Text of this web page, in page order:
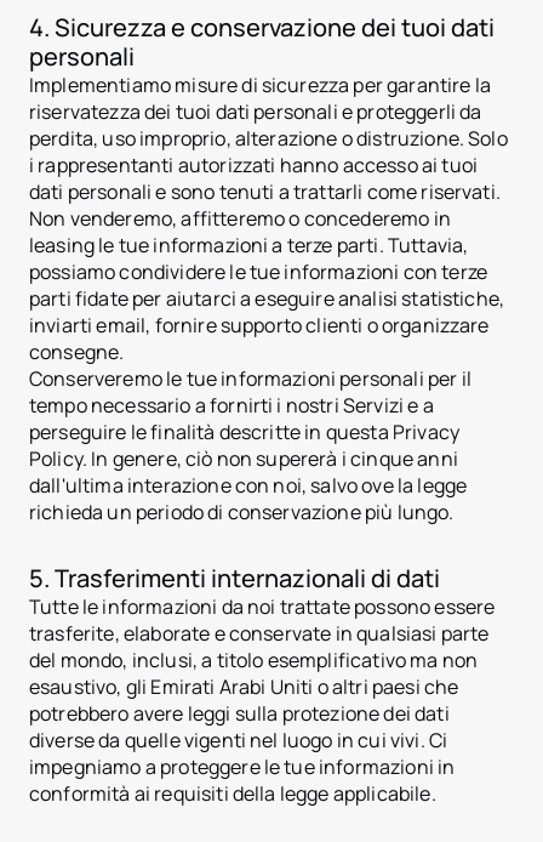
4. Sicurezza e conservazione dei tuoi dati
personali
Implementiamo misure di sicurezza per garantire la
riservatezza dei tuoi dati personali e proteggerli da
perdita, uso improprio, alterazione o distruzione. Solo
i rappresentanti autorizzati hanno accesso ai tuoi
dati personali e sono tenuti a trattarli come riservati.
Non venderemo, affitteremo o concederemo in
leasing le tue informazioni a terze parti. Tuttavia,
possiamo condividere le tue informazioni con terze
parti fidate per aiutarci a eseguire analisi statistiche,
inviarti email, fornire supporto clienti o organizzare
consegne.
Conserveremo le tue informazioni personali per il
tempo necessario a fornirti i nostri Servizi e a
perseguire le finalità descritte in questa Privacy
Policy. In genere, ciò non supererà i cinque anni
dall'ultima interazione con noi, salvo ove la legge
richieda un periodo di conservazione più lungo.
5. Trasferimenti internazionali di dati
Tutte le informazioni da noi trattate possono essere
trasferite, elaborate e conservate in qualsiasi parte
del mondo, inclusi, a titolo esemplificativo ma non
esaustivo, gli Emirati Arabi Uniti o altri paesi che
potrebbero avere leggi sulla protezione dei dati
diverse da quelle vigenti nel luogo in cui vivi. Ci
impegniamo a proteggere le tue informazioni in
conformità ai requisiti della legge applicabile.
Sviluppatori immobiliari
Fondi di investimento
Società immobiliari
Istituzioni finanziarie
Individui High-Net-Worth
Albania
Croazia
Francia
Georgia
Germania
Grecia
Indonesia
Italia
Lussemburgo